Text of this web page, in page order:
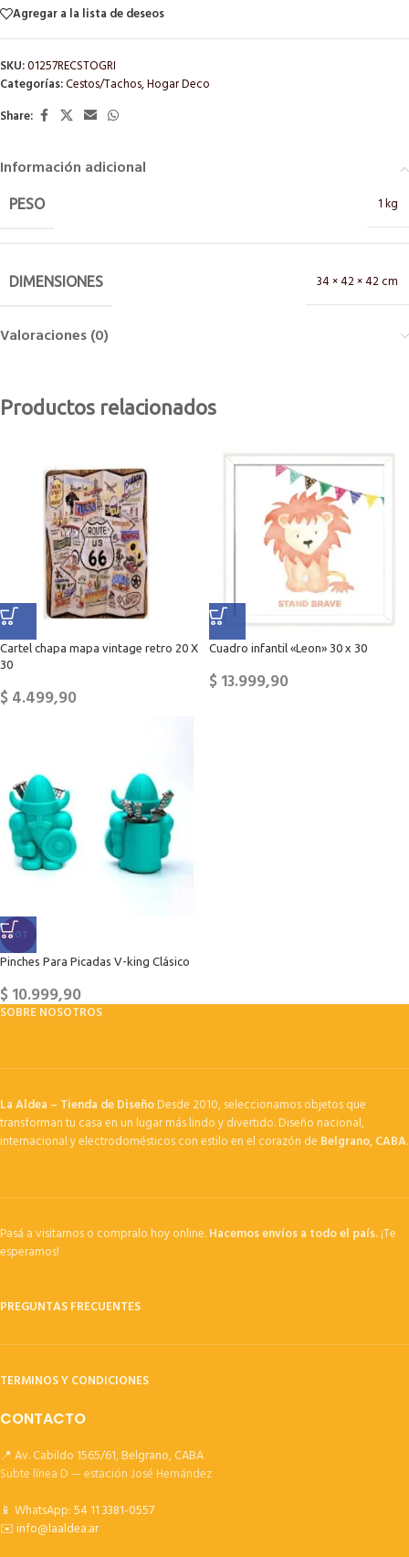
Agregar a la lista de deseos
SKU:01257RECSTOGRI
Categorías:Cestos/Tachos,Hogar Deco
Share:
Información adicional
PESO 1 kg
DIMENSIONES 34 × 42 × 42 cm
Valoraciones (0)
Productos relacionados
Cartel chapa mapa vintage retro 20 X
30
$4.499,90
Cuadro infantil «Leon» 30 x 30
$13.999,90
HOT
Pinches Para Picadas V-king Clásico
$10.999,90
SOBRE NOSOTROS
La Aldea – Tienda de DiseñoDesde 2010, seleccionamos objetos que
transforman tu casa en un lugar más lindo y divertido. Diseño nacional,
internacional y electrodomésticos con estilo en el corazón de Belgrano, CABA.
Pasá a visitarnos o compralo hoy online.Hacemos envíos a todo el país.¡Te
esperamos!
PREGUNTAS FRECUENTES
TERMINOS Y CONDICIONES
CONTACTO
📍 Av. Cabildo 1565/61, Belgrano, CABA
Subte línea D — estación José Hernández
📱 WhatsApp:54 11 3381-0557
✉️info@laaldea.ar